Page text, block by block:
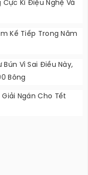
Kì Điệu Nghệ Và
Kế Tiếp Trong Năm
Vì Sai Điều Này,
Bông
Ngán Cho Tết